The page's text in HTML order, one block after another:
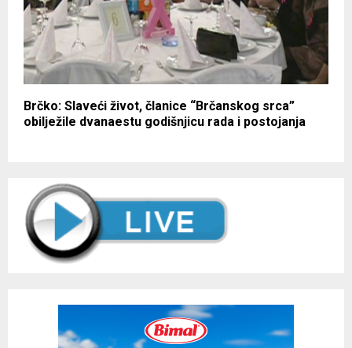
Brčko: Slaveći život, članice “Brčanskog srca”
obilježile dvanaestu godišnjicu rada i postojanja